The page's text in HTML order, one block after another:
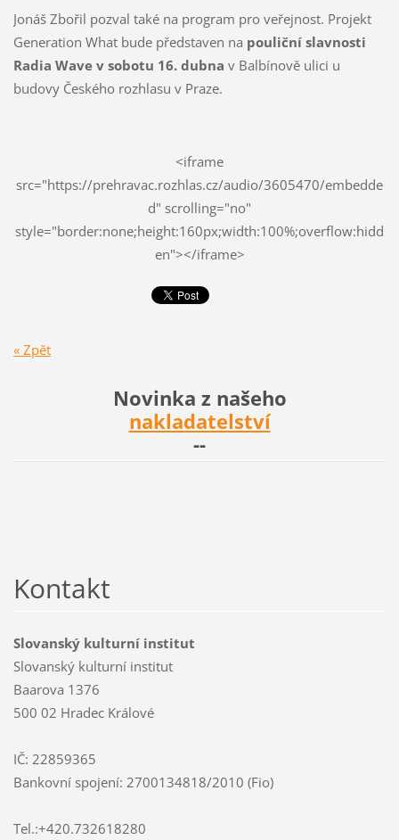
Jonáš Zbořil pozval také na program pro veřejnost. Projekt
Generation What bude představen na pouliční slavnosti
Radia Wave v sobotu 16. dubna v Balbínově ulici u
budovy Českého rozhlasu v Praze.
<iframe
src="https://prehravac.rozhlas.cz/audio/3605470/embedde
d" scrolling="no"
style="border:none;height:160px;width:100%;overflow:hidd
en"></iframe>
« Zpět
Novinka z našeho
nakladatelství
--
Kontakt
Slovanský kulturní institut
Slovanský kulturní institut
Baarova 1376
500 02 Hradec Králové
IČ: 22859365
Bankovní spojení: 2700134818/2010 (Fio)
Tel.:+420.732618280